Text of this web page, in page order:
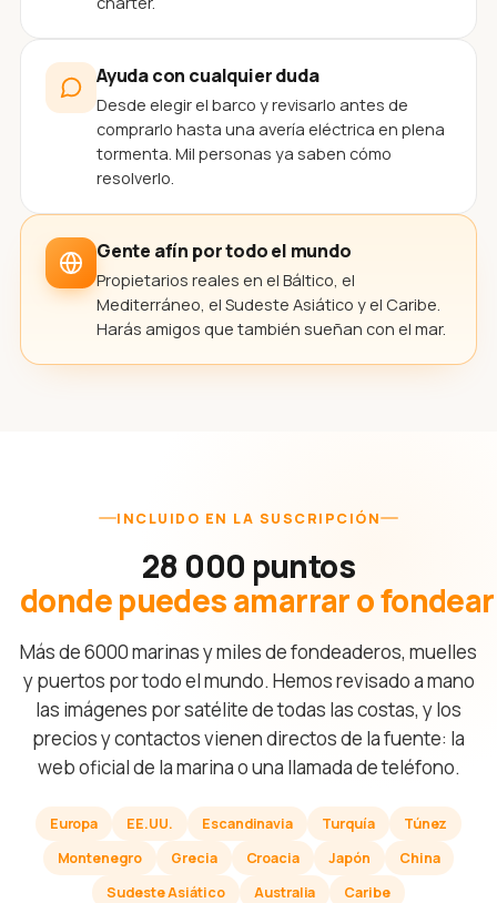
Ayuda con cualquier duda
Desde elegir el barco y revisarlo antes de
comprarlo hasta una avería eléctrica en plena
tormenta. Mil personas ya saben cómo
resolverlo.
Gente afín por todo el mundo
Propietarios reales en el Báltico, el
Mediterráneo, el Sudeste Asiático y el Caribe.
Harás amigos que también sueñan con el mar.
INCLUIDO EN LA SUSCRIPCIÓN
28 000 puntos
donde puedes amarrar o fondear
Más de 6000 marinas y miles de fondeaderos, muelles
y puertos por todo el mundo. Hemos revisado a mano
las imágenes por satélite de todas las costas, y los
precios y contactos vienen directos de la fuente: la
web oficial de la marina o una llamada de teléfono.
Europa EE.UU. Escandinavia Turquía
Túnez
Montenegro
Grecia Croacia Japón
China
Sudeste Asiático
Australia
Caribe